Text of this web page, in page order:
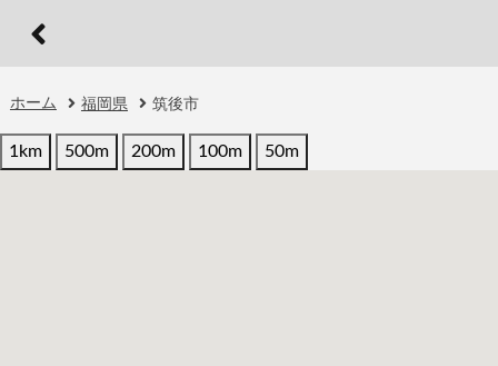
ホーム 福岡県 筑後市
1km 500m 200m 100m 50m